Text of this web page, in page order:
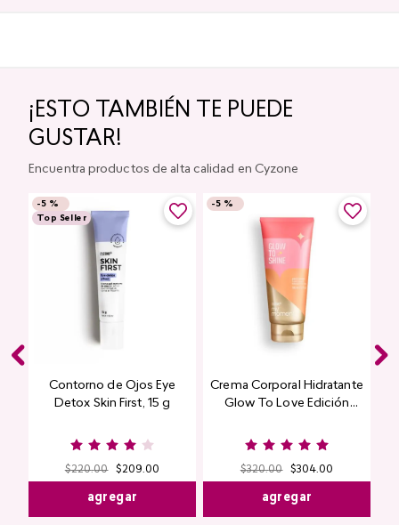
¡ESTO TAMBIÉN TE PUEDE
GUSTAR!
Encuentra productos de alta calidad en Cyzone
-5 %
Top Seller
Contorno de Ojos Eye
Detox Skin First, 15 g
$220.00 $209.00
agregar
-5 %
Crema Corporal Hidratante
Glow To Love Edición
$320.00 $304.00
agregar